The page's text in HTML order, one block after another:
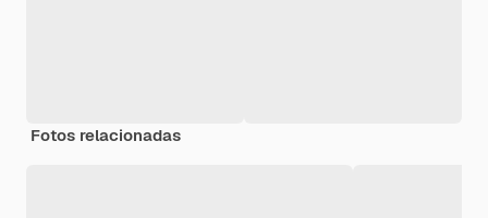
Fotos relacionadas